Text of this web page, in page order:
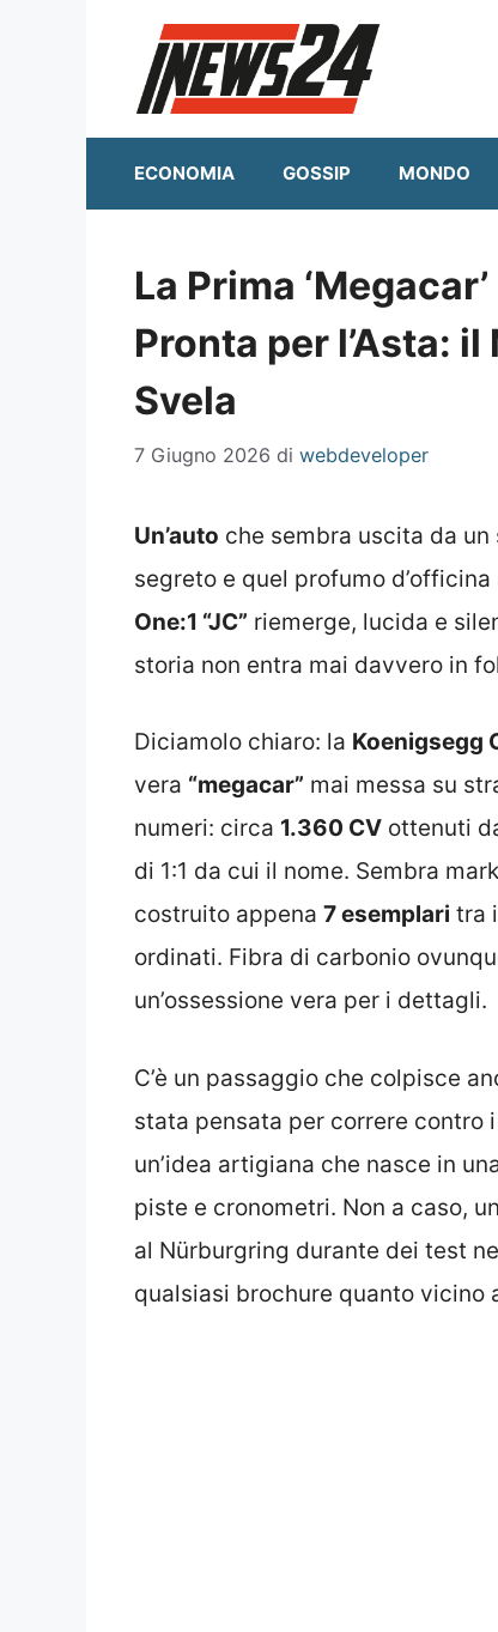
ECONOMIA GOSSIP MONDO
La Prima
Pronta per l’Asta:
Svela
7 Giugno 2026 di webdeveloper
Un’auto che sembra uscita da
segreto e quel profumo
One:1 “JC” riemerge, lucida e
storia non entra mai davvero in
Diciamolo chiaro: la Koenigsegg
vera “megacar” mai messa su
numeri: circa 1.360 CV ottenuti
di 1:1 da cui il nome. Sembra
costruito appena 7 esemplari tra
ordinati. Fibra di carbonio
un’ossessione vera per i dettagli.
C’è un passaggio che colpisce
stata pensata per correre contro
un’idea artigiana che nasce in
piste e cronometri. Non a caso,
al Nürburgring durante dei test
qualsiasi brochure quanto